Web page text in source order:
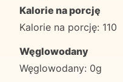
Kalorie na porcję
Kalorie na porcję: 110
Węglowodany
Węglowodany: 0g